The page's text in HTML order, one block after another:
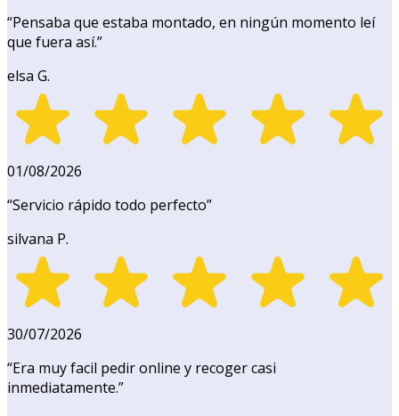
“Pensaba que estaba montado, en ningún momento leí
que fuera así.”
elsa G.
01/08/2026
“Servicio rápido todo perfecto”
silvana P.
30/07/2026
“Era muy facil pedir online y recoger casi
inmediatamente.”